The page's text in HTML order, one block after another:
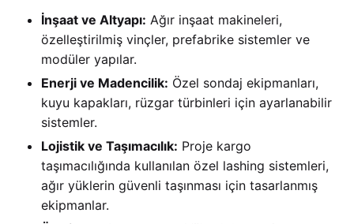
İnşaat ve Altyapı: Ağır inşaat makineleri,
özelleştirilmiş vinçler, prefabrike sistemler ve
modüler yapılar.
Enerji ve Madencilik: Özel sondaj ekipmanları,
kuyu kapakları, rüzgar türbinleri için ayarlanabilir
sistemler.
Lojistik ve Taşımacılık: Proje kargo
taşımacılığında kullanılan özel lashing sistemleri,
ağır yüklerin güvenli taşınması için tasarlanmış
ekipmanlar.